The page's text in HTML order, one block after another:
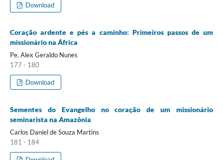
Download
Coração ardente e pés a caminho: Primeiros passos de um
missionário na África
Pe. Alex Geraldo Nunes
177 - 180
Download
Sementes do Evangelho no coração de um missionário
seminarista na Amazônia
Carlos Daniel de Souza Martins
181 - 184